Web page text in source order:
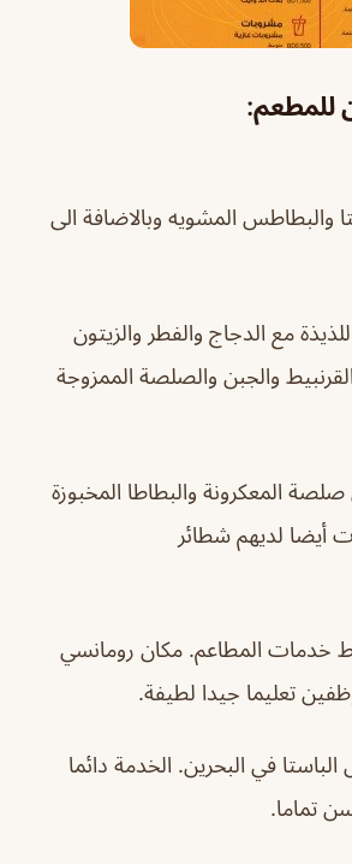
للمطعم:
المشويه وبالاضافة الى
مع الدجاج والفطر والزيتون
والجبن والصلصة الممزوجة
المعكرونة والبطاطا المخبوزة
أيضا لديهم شطائر
3 خطوط خدمات المطاعم. مكان رومانسي
تعليما جيدا لطيفة.
في البحرين. الخدمة دائما
تماما.